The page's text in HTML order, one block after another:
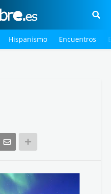
Hispanismo Encuentros